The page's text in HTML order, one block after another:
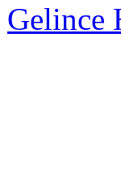
Gelince